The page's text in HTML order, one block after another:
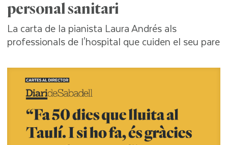
personal sanitari
La carta de la pianista Laura Andrés als
professionals de l'hospital que cuiden el seu pare